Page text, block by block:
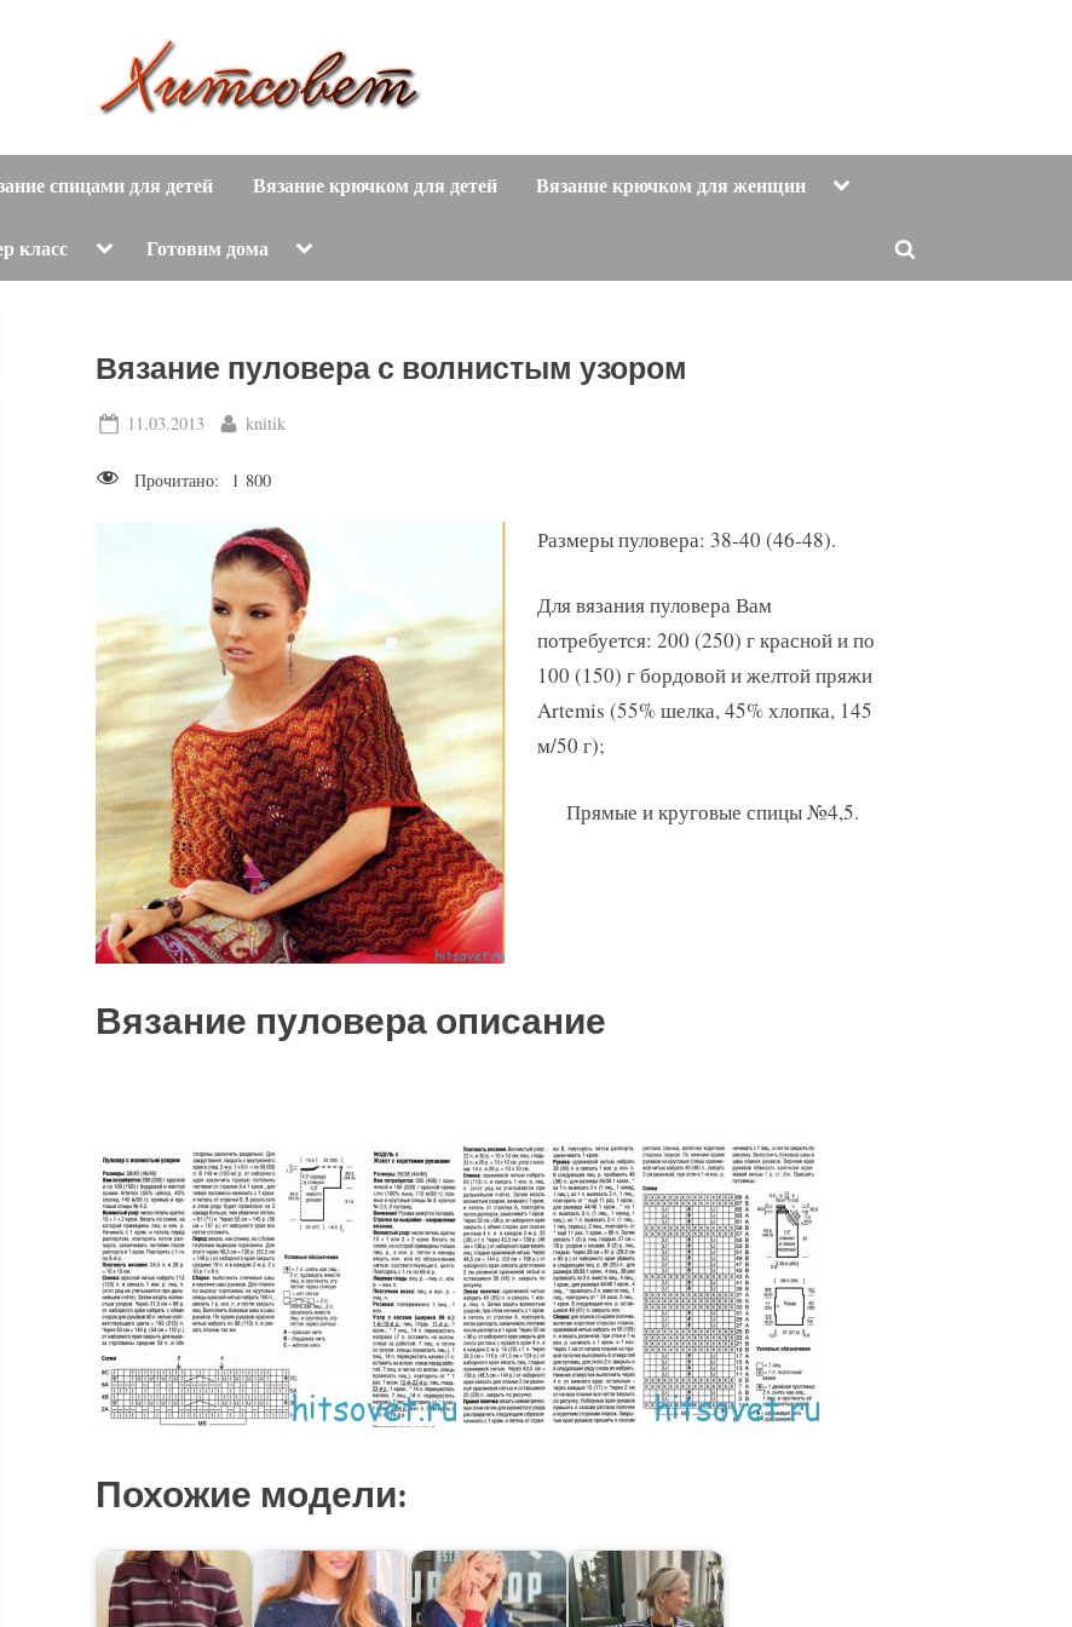
и
т
о
в
е
т
вязание
с
описанием
и
спицами для детей Вязание крючком для детей Вязание крючком для женщин Toggle
класс Toggle
menu
Готовим дома Toggle
menu
Toggle
Вязание пуловера с волнистым узором
Posted
11.03.2013 By
knitik
Прочитано: 1 800
Размеры пуловера: 38-40 (46-48).
Для вязания пуловера Вам
потребуется: 200 (250) г красной и по
100 (150) г бордовой и желтой пряжи
Artemis (55% шелка, 45% хлопка, 145
м/50 г);
Прямые и круговые спицы №4,5.
Вязание пуловера описание
Похожие модели: